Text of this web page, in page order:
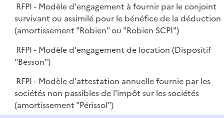
RFPI - Modèle d'engagement à fournir par le conjoint
survivant ou assimilé pour le bénéfice de la déduction
(amortissement "Robien" ou "Robien SCPI")
RFPI - Modèle d'engagement de location (Dispositif
"Besson")
RFPI - Modèle d'attestation annuelle fournie par les
sociétés non passibles de l'impôt sur les sociétés
(amortissement "Périssol")